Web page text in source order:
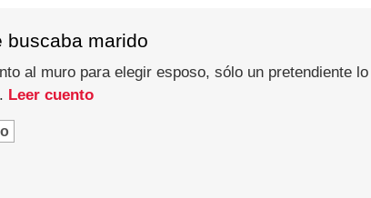
buscaba marido
al muro para elegir esposo, sólo un pretendiente
Leer cuento